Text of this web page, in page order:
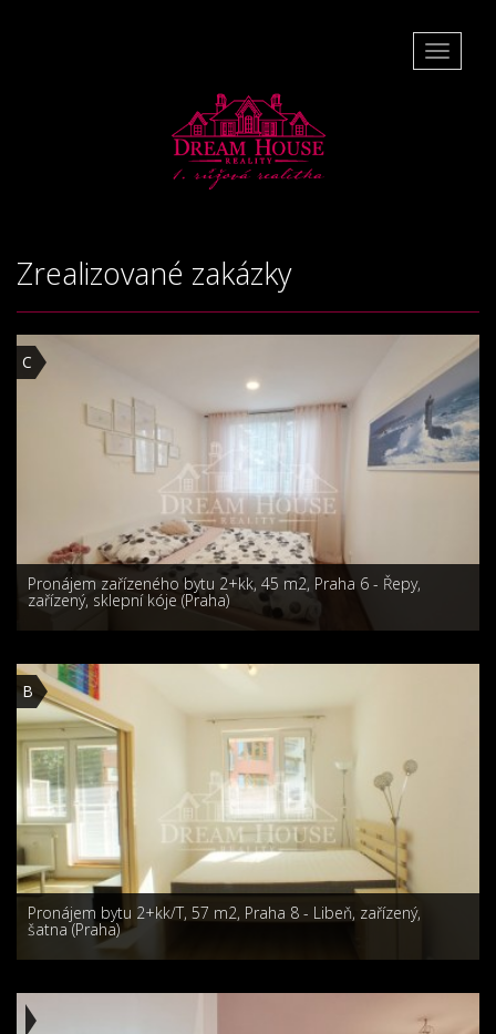
Toggle
Zrealizované zakázky
C
Pronájem zařízeného bytu 2+kk, 45 m2, Praha 6 - Řepy,
zařízený, sklepní kóje (Praha)
B
Pronájem bytu 2+kk/T, 57 m2, Praha 8 - Libeň, zařízený,
šatna (Praha)